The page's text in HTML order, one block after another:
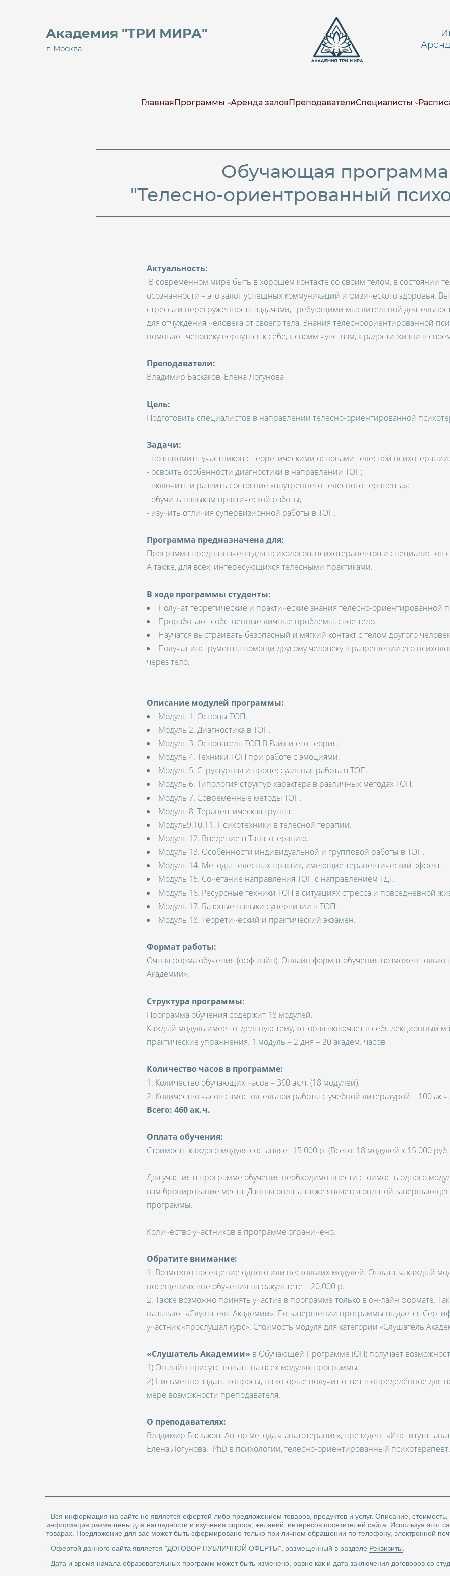
Академия "ТРИ МИРА"
г. Москва
ГлавнаяПрограммы Аренда заловПреподавателиСпециалисты
Обучающая
"Телесно-ориентрованный
Актуальность:
В современном мире быть в хорошем контакте со своим телом, в состоянии
осознанности – это залог успешных коммуникаций и физического здоровья.
стресса и перегруженность задачами, требующими мыслительной
для отчуждения человека от своего тела. Знания телесноориентированной
помогают человеку вернуться к себе, к своим чувствам, к радости жизни в
Преподаватели:
Владимир Баскаков, Елена Логунова
Цель:
Подготовить специалистов в направлении телесно-ориентированной
Задачи:
- познакомить участников с теоретическими основами телесной
- освоить особенности диагностики в направлении ТОП;
- включить и развить состояние «внутреннего телесного терапевта»;
- обучить навыкам практической работы;
- изучить отличия супервизионной работы в ТОП.
Программа предназначена для:
Программа предназначена для психологов, психотерапевтов и
А также, для всех, интересующихся телесными практиками.
В ходе программы студенты:
Получат теоретические и практические знания телесно-ориентированной
Проработают собственные личные проблемы, своё тело.
Научатся выстраивать безопасный и мягкий контакт с телом другого
Получат инструменты помощи другому человеку в разрешении его
через тело.
Описание модулей программы:
Модуль 1. Основы ТОП.
Модуль 2. Диагностика в ТОП.
Модуль 3. Основатель ТОП В.Райх и его теория.
Модуль 4. Техники ТОП при работе с эмоциями.
Модуль 5. Структурная и процессуальная работа в ТОП.
Модуль 6. Типология структур характера в различных методах ТОП.
Модуль 7. Современные методы ТОП.
Модуль 8. Терапевтическая группа.
Модуль9.10.11. Психотехники в телесной терапии.
Модуль 12. Введение в Танатотерапию.
Модуль 13. Особенности индивидуальной и групповой работы в ТОП.
Модуль 14. Методы телесных практик, имеющие терапевтический эффект.
Модуль 15. Сочетание направления ТОП с направлением ТДТ.
Модуль 16. Ресурсные техники ТОП в ситуациях стресса и повседневной
Модуль 17. Базовые навыки супервизии в ТОП.
Модуль 18. Теоретический и практический экзамен.
Формат работы:
Очная форма обучения (офф-лайн). Онлайн формат обучения возможен только
Академии».
Структура программы:
Программа обучения содержит 18 модулей.
Каждый модуль имеет отдельную тему, которая включает в себя лекционный
практические упражнения. 1 модуль = 2 дня = 20 академ. часов
Количество часов в программе:
1. Количество обучающих часов – 360 ак.ч. (18 модулей).
2. Количество часов самостоятельной работы с учебной литературой – 100 ак.ч.
Всего: 460 ак.ч.
Оплата обучения:
Стоимость каждого модуля составляет 15 000 р. (Всего: 18 модулей х 15 000
Для участия в программе обучения необходимо внести стоимость одного
вам бронирование места. Данная оплата также является оплатой
программы.
Количество участников в программе ограничено.
Обратите внимание:
1. Возможно посещение одного или нескольких модулей. Оплата за каждый
посещениях вне обучения на факультете – 20.000 р.
2. Также возможно принять участие в программе только в он-лайн формате.
называют «Слушатель Академии». По завершении программы выдаётся
участник «прослушал курс». Стоимость модуля для категории «Слушатель
«Слушатель Академии» в Обучающей Программе (ОП) получает
1) Он-лайн присутствовать на всех модулях программы.
2) Письменно задать вопросы, на которые получит ответ в определённое для
мере возможности преподавателя.
О преподавателях:
Владимир Баскаков. Автор метода «танатотерапия», президент «Института
Елена Логунова. PhD в психологии, телесно-ориентированный психотерапевт.
- Вся информация на сайте не является офертой либо предложением товаров, продуктов и услуг. Описание, стоимость,
информация размещены для наглядности и изучения спроса, желаний, интересов посетителей сайта. Используя этот
товарах. Предложение для вас может быть сформировано только при личном обращении по телефону, электронной
- Офертой данного сайта является "ДОГОВОР ПУБЛИЧНОЙ ОФЕРТЫ", размещенный в разделе Реквизиты.
- Дата и время начала образовательных программ может быть изменено, равно как и дата заключения договоров со